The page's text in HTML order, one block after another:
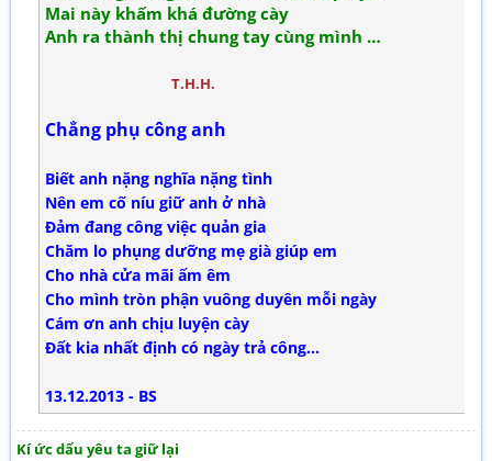
Mai này khấm khá đường cày
Anh ra thành thị chung tay cùng mình …
T.H.H.
Chẳng phụ công anh
Biết anh nặng nghĩa nặng tình
Nên em cố níu giữ anh ở nhà
Đảm đang công việc quản gia
Chăm lo phụng dưỡng mẹ già giúp em
Cho nhà cửa mãi ấm êm
Cho mình tròn phận vuông duyên mỗi ngày
Cám ơn anh chịu luyện cày
Đất kia nhất định có ngày trả công...
13.12.2013 - BS
Kí ức dấu yêu ta giữ lại